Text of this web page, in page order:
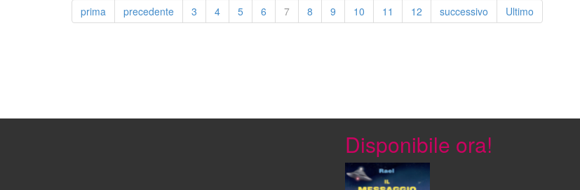
prima precedente 3 4 5 6 7 8 9 10 11 12 successivo Ultimo
Disponibile ora!